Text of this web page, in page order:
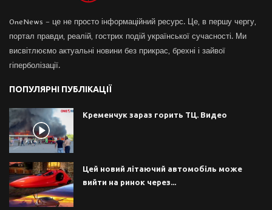
OneNews – це не просто інформаційний ресурс. Це, в першу чергу,
портал правди, реалій, гострих подій української сучасності. Ми
висвітлюємо актуальні новини без прикрас, брехні і зайвої
гіперболізації.
ПОПУЛЯРНІ ПУБЛІКАЦІЇ
Кременчук зараз горить ТЦ. Видео
Цей новий літаючий автомобіль може
вийти на ринок через...